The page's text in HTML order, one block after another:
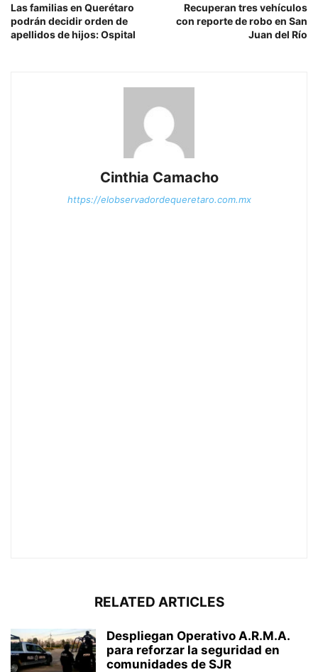
Las familias en Querétaro
podrán decidir orden de
apellidos de hijos: Ospital
Recuperan tres vehículos
con reporte de robo en San
Juan del Río
Cinthia Camacho
https://elobservadordequeretaro.com.mx
RELATED ARTICLES
Despliegan Operativo A.R.M.A.
para reforzar la seguridad en
comunidades de SJR